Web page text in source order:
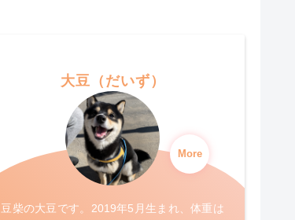
大豆（だいず）
More
豆柴の大豆です。2019年5月生まれ、体重は